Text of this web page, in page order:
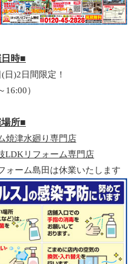
時■
日)2日間限定！
16:00）
所■
焼津水廻り専門店
LDKリフォーム専門店
ォーム島田は休業いたします